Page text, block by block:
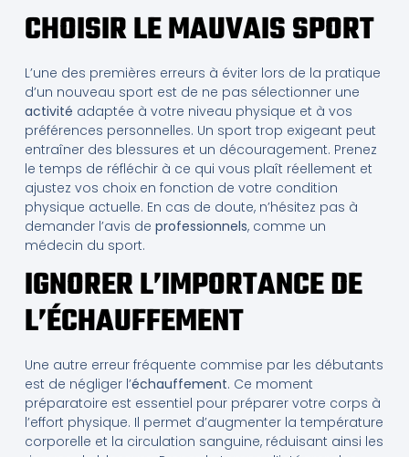
CHOISIR LE MAUVAIS SPORT
L’une des premières erreurs à éviter lors de la pratique
d’un nouveau sport est de ne pas sélectionner une
activité adaptée à votre niveau physique et à vos
préférences personnelles. Un sport trop exigeant peut
entraîner des blessures et un découragement. Prenez
le temps de réfléchir à ce qui vous plaît réellement et
ajustez vos choix en fonction de votre condition
physique actuelle. En cas de doute, n’hésitez pas à
demander l’avis de professionnels, comme un
médecin du sport.
IGNORER L’IMPORTANCE DE
L’ÉCHAUFFEMENT
Une autre erreur fréquente commise par les débutants
est de négliger l’échauffement. Ce moment
préparatoire est essentiel pour préparer votre corps à
l’effort physique. Il permet d’augmenter la température
corporelle et la circulation sanguine, réduisant ainsi les